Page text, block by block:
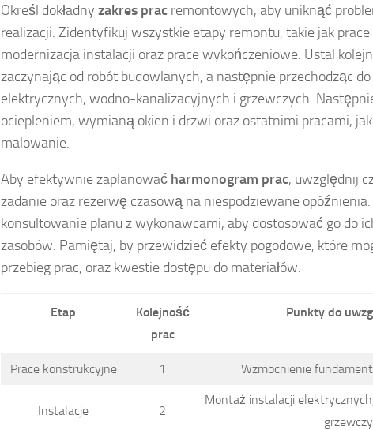
Określ dokładny zakres prac remontowych, aby uniknąć
realizacji. Zidentyfikuj wszystkie etapy remontu, takie jak
modernizacja instalacji oraz prace wykończeniowe. Ustal
zaczynając od robót budowlanych, a następnie przechodząc
elektrycznych, wodno-kanalizacyjnych i grzewczych.
ociepleniem, wymianą okien i drzwi oraz ostatnimi pracami,
malowanie.
Aby efektywnie zaplanować harmonogram prac, uwzględnij
zadanie oraz rezerwę czasową na niespodziewane
konsultowanie planu z wykonawcami, aby dostosować go do
zasobów. Pamiętaj, by przewidzieć efekty pogodowe, które
przebieg prac, oraz kwestie dostępu do materiałów.
Etap
Kolejność
prac
Punkty do
Prace konstrukcyjne 1 Wzmocnienie
Instalacje 2
Montaż instalacji